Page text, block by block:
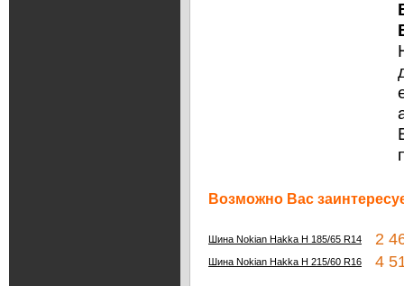
Возможно Вас
Шина Nokian Hakka H 185/65 R14 2
Шина Nokian Hakka H 215/60 R16 4